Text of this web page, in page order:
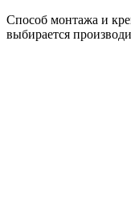
Способ монтажа и
выбирается